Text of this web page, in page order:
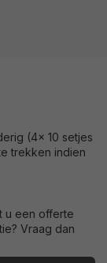
(4x 10 setjes
trekken indien
u een offerte
Vraag dan